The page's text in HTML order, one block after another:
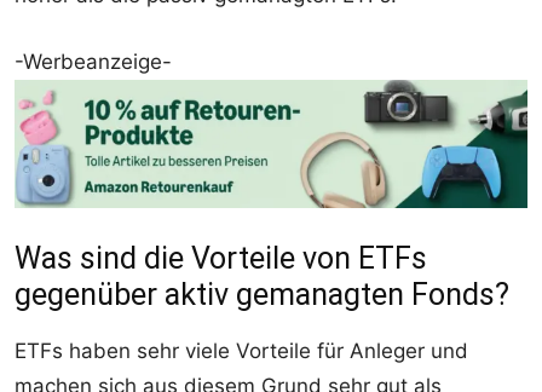
-Werbeanzeige-
Was sind die Vorteile von ETFs
gegenüber aktiv gemanagten Fonds?
ETFs haben sehr viele Vorteile für Anleger und
machen sich aus diesem Grund sehr gut als